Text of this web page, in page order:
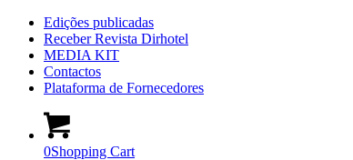
Edições publicadas
Receber Revista Dirhotel
MEDIA KIT
Contactos
Plataforma de Fornecedores
0Shopping Cart